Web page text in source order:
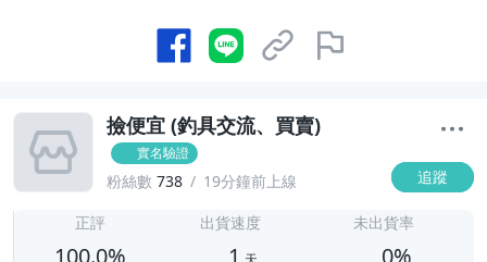
撿便宜 (釣具交流、買賣)
實名驗證
粉絲數 738 19分鐘前上線 追蹤
正評
100.0%
出貨速度
1
未出貨率
0%